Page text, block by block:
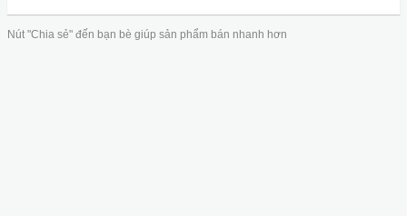
Nút "Chia sẻ" đến bạn bè giúp sản phẩm bán nhanh hơn